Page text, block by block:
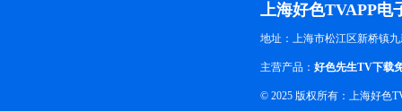
上海好色TVAPP电
地址：上海市松江区新桥镇
主营产品： 好色先生TV下载
© 2025 版权所有：上海好色